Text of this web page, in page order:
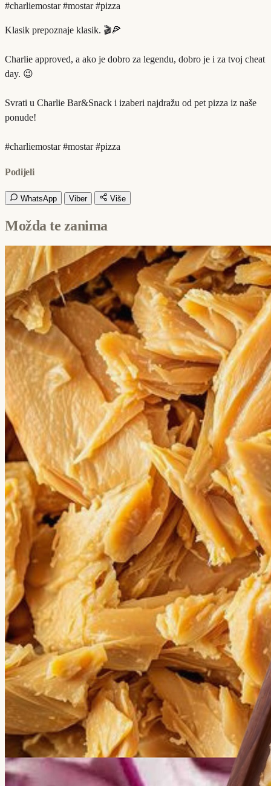
#charliemostar #mostar #pizza
Klasik prepoznaje klasik. 🎬🍕
Charlie approved, a ako je dobro za legendu, dobro je i za tvoj cheat
day. 😉
Svrati u Charlie Bar&Snack i izaberi najdražu od pet pizza iz naše
ponude!
#charliemostar #mostar #pizza
Podijeli
WhatsApp Viber Više
Možda te zanima